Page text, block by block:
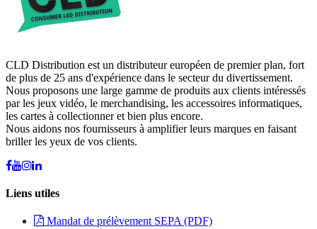
CLD Distribution est un distributeur européen de premier plan, fort
de plus de 25 ans d'expérience dans le secteur du divertissement.
Nous proposons une large gamme de produits aux clients intéressés
par les jeux vidéo, le merchandising, les accessoires informatiques,
les cartes à collectionner et bien plus encore.
Nous aidons nos fournisseurs à amplifier leurs marques en faisant
briller les yeux de vos clients.
Liens utiles
Mandat de prélèvement SEPA (PDF)